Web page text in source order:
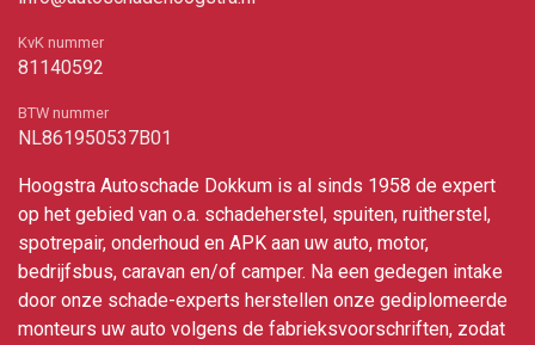
KvK nummer
81140592
BTW nummer
NL861950537B01
Hoogstra Autoschade Dokkum is al sinds 1958 de expert
op het gebied van o.a. schadeherstel, spuiten, ruitherstel,
spotrepair, onderhoud en APK aan uw auto, motor,
bedrijfsbus, caravan en/of camper. Na een gedegen intake
door onze schade-experts herstellen onze gediplomeerde
monteurs uw auto volgens de fabrieksvoorschriften, zodat